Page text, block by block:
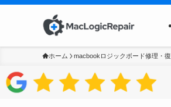
ホーム macbookロジックボード修理・